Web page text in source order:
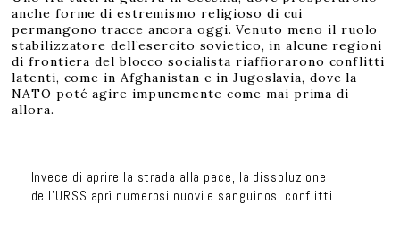
anche forme di estremismo religioso di cui
permangono tracce ancora oggi. Venuto meno il ruolo
stabilizzatore dell’esercito sovietico, in alcune regioni
di frontiera del blocco socialista riaffiorarono conflitti
latenti, come in Afghanistan e in Jugoslavia, dove la
NATO poté agire impunemente come mai prima di
allora.
Invece di aprire la strada alla pace, la dissoluzione
dell’URSS aprì numerosi nuovi e sanguinosi conflitti.